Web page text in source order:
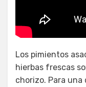
con el
Los pimientos
hierbas frescas
chorizo. Para